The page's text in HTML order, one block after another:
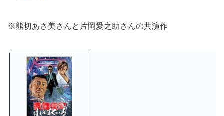
※熊切あさ美さんと片岡愛之助さんの共演作